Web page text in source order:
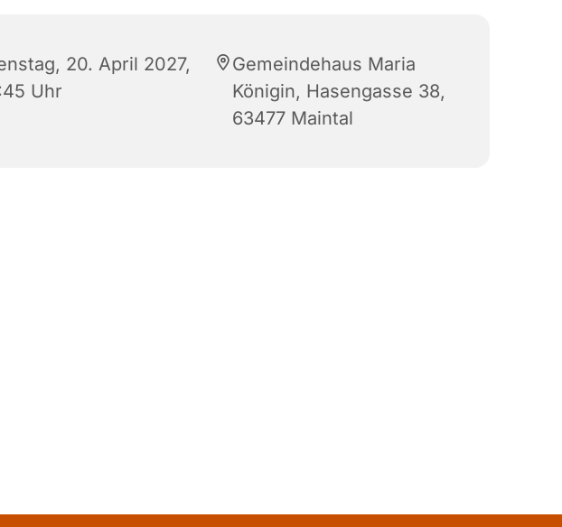
20. April 2027,
Uhr
Gemeindehaus Maria
Königin, Hasengasse 38,
63477 Maintal